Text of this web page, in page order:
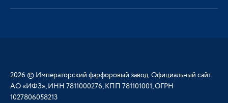
2026 © Императорский фарфоровый завод. Официальный сайт.
АО «ИФЗ», ИНН 7811000276, КПП 781101001, ОГРН
1027806058213